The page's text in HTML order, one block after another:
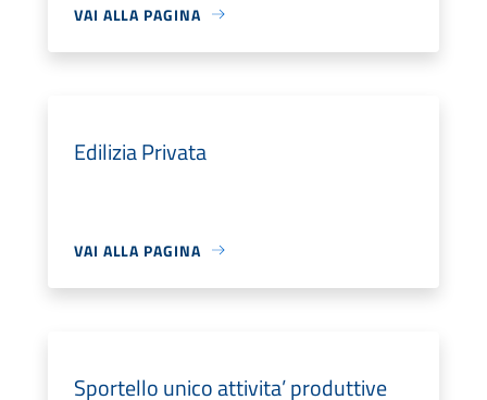
VAI ALLA PAGINA
Edilizia Privata
VAI ALLA PAGINA
Sportello unico attivita’ produttive